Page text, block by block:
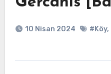
10 Nisan 2024 #Köy,